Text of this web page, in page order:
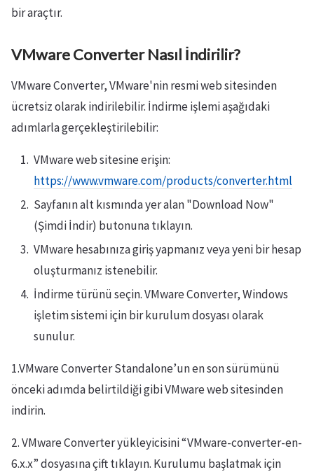
bir araçtır.
VMware Converter Nasıl İndirilir?
VMware Converter, VMware'nin resmi web sitesinden
ücretsiz olarak indirilebilir. İndirme işlemi aşağıdaki
adımlarla gerçekleştirilebilir:
VMware web sitesine erişin:
https://www.vmware.com/products/converter.html
Sayfanın alt kısmında yer alan "Download Now"
(Şimdi İndir) butonuna tıklayın.
VMware hesabınıza giriş yapmanız veya yeni bir hesap
oluşturmanız istenebilir.
İndirme türünü seçin. VMware Converter, Windows
işletim sistemi için bir kurulum dosyası olarak
sunulur.
1.VMware Converter Standalone’un en son sürümünü
önceki adımda belirtildiği gibi VMware web sitesinden
indirin.
2. VMware Converter yükleyicisini “VMware-converter-en-
6.x.x” dosyasına çift tıklayın. Kurulumu başlatmak için